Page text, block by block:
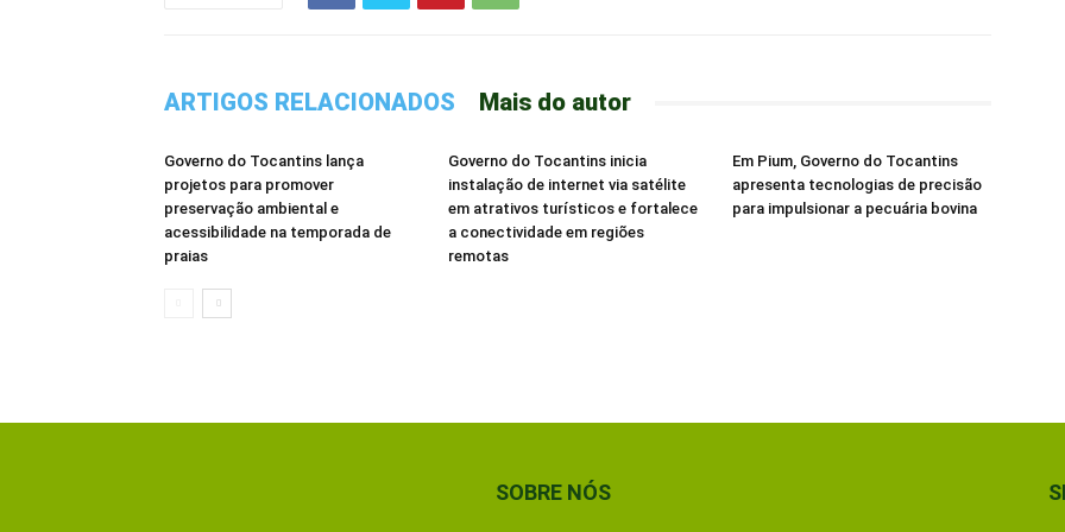
ARTIGOS RELACIONADOS Mais do autor
Governo do Tocantins lança
projetos para promover
preservação ambiental e
acessibilidade na temporada de
praias
Governo do Tocantins inicia
instalação de internet via satélite
em atrativos turísticos e fortalece
a conectividade em regiões
remotas
Em Pium, Governo do Tocantins
apresenta tecnologias de precisão
para impulsionar a pecuária bovina
SOBRE NÓS